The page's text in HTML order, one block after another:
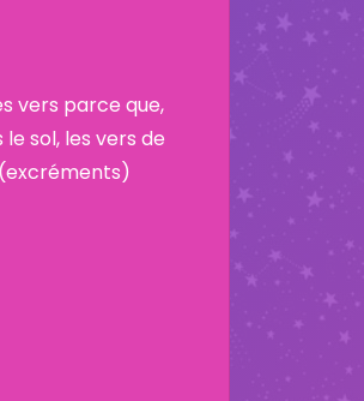
vers parce que,
sol, les vers de